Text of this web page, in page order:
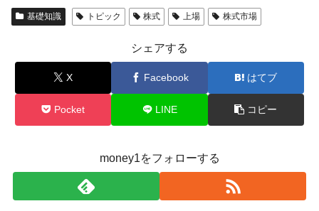
基礎知識 トピック 株式 上場 株式市場
シェアする
X Facebook はてブ
Pocket LINE コピー
money1をフォローする